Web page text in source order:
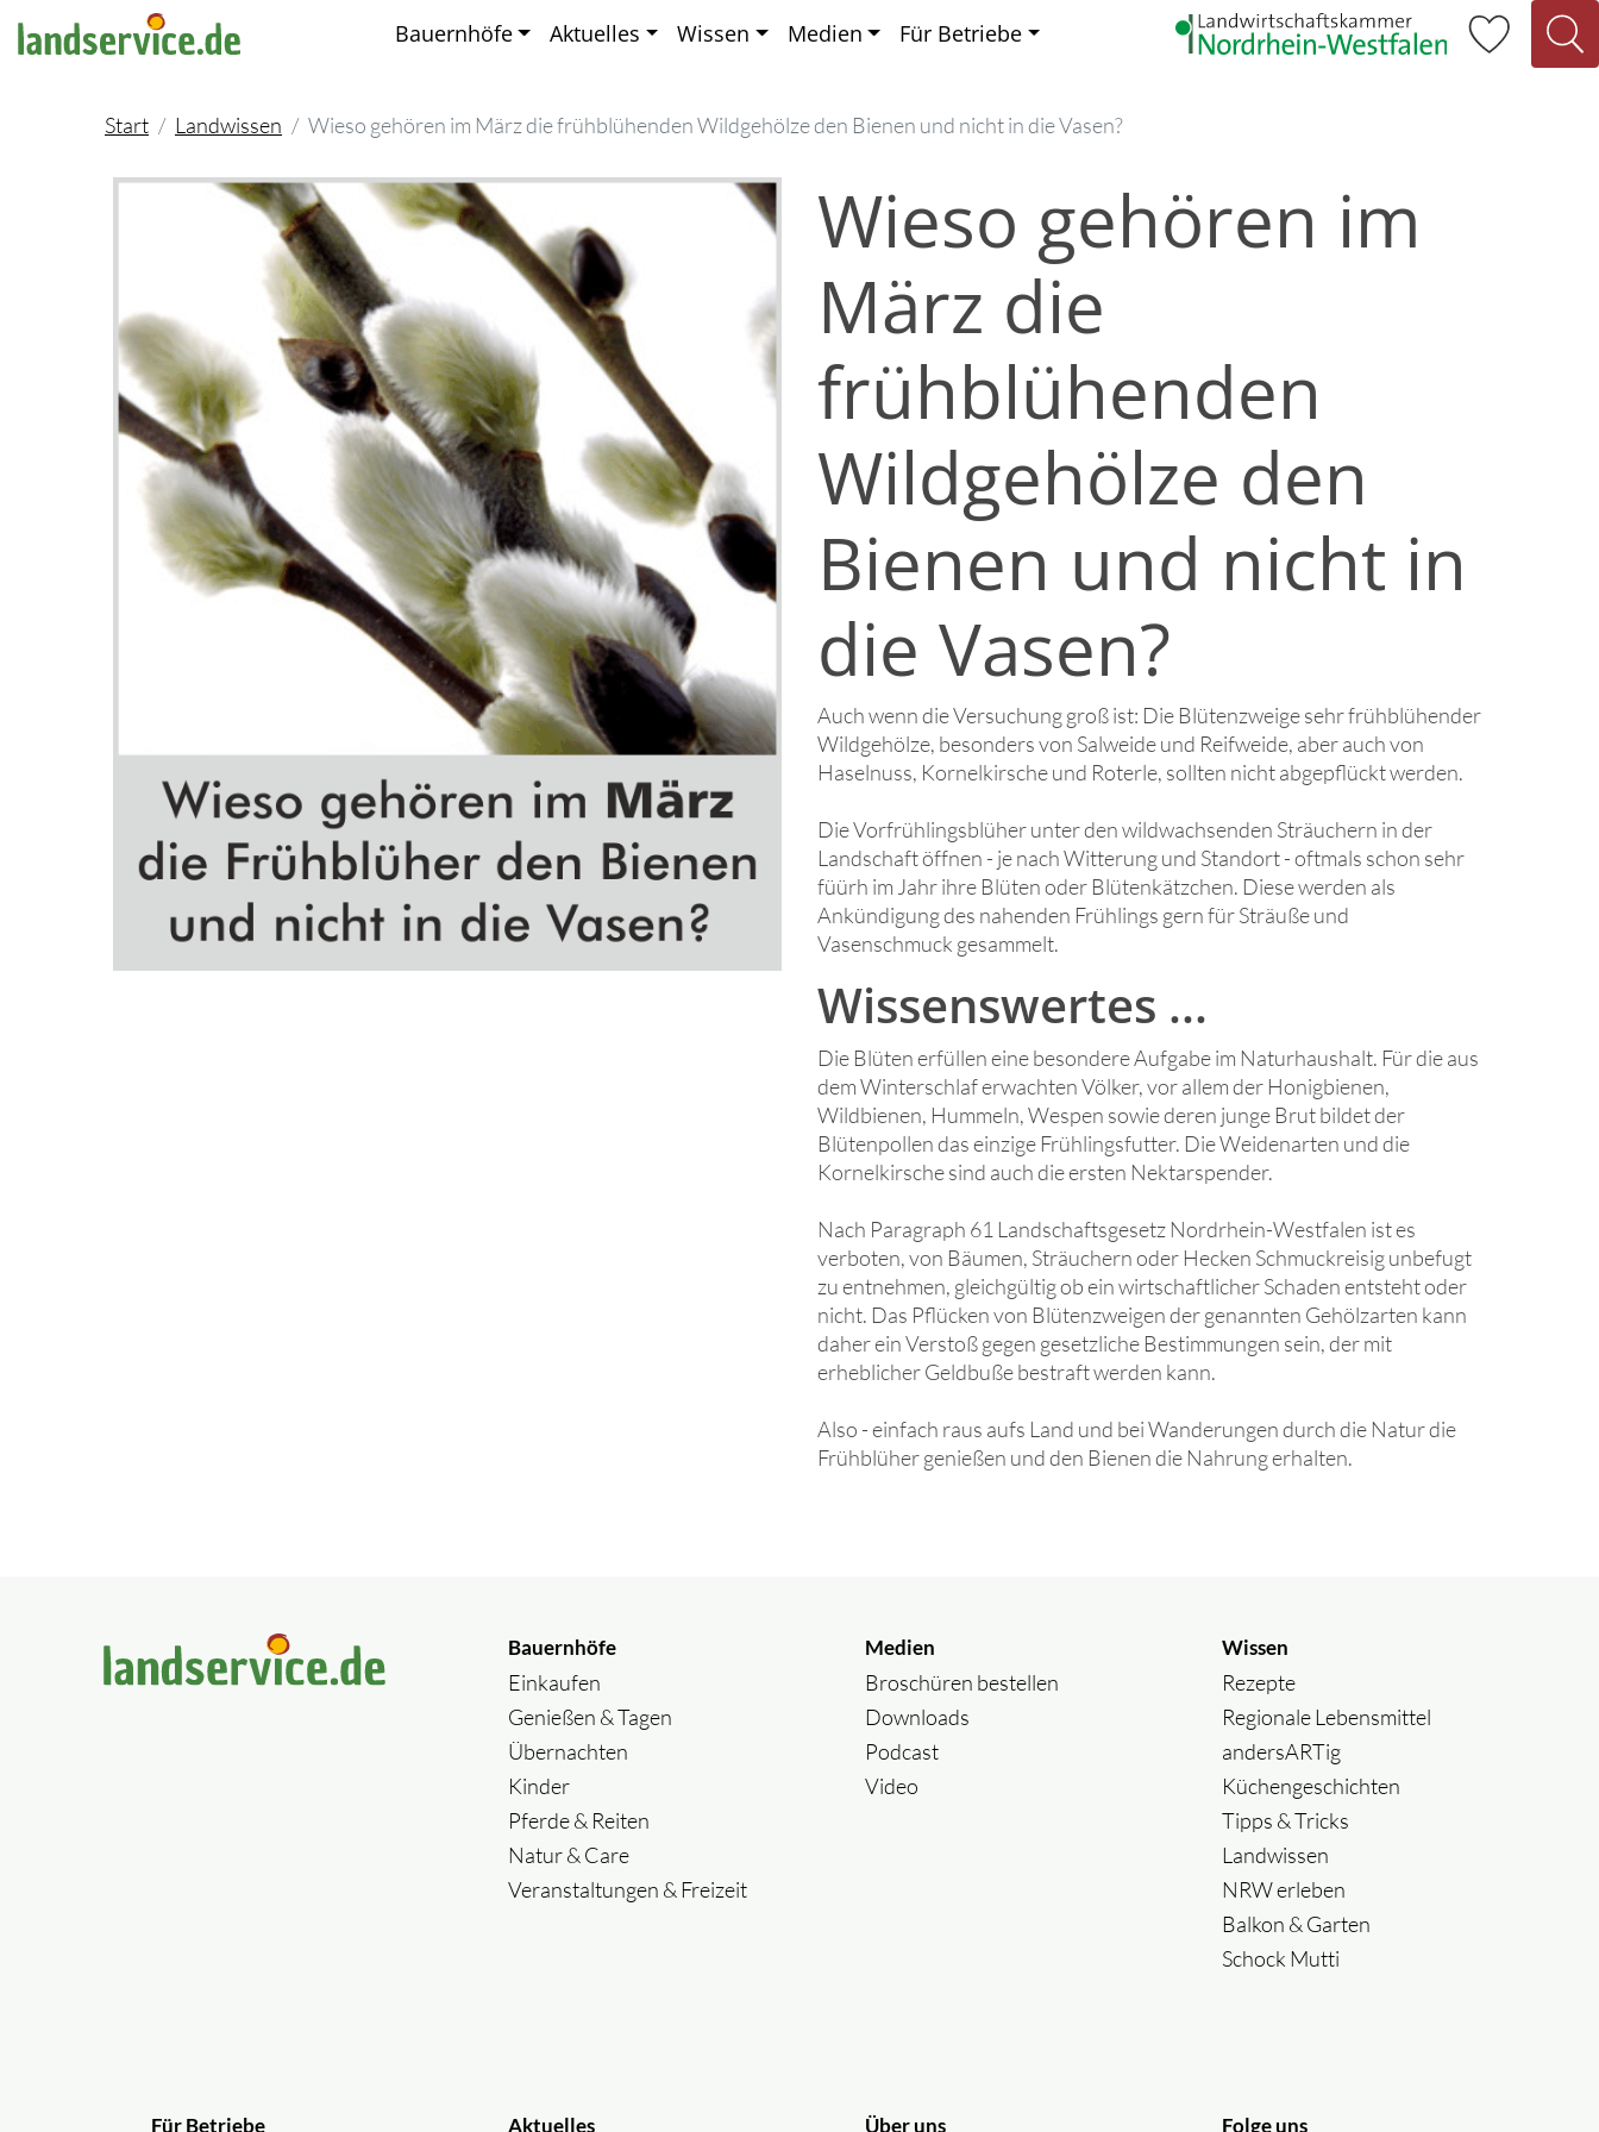
Bauernhöfe Aktuelles Wissen Medien Für Betriebe
Start Landwissen Wieso gehören im März die frühblühenden Wildgehölze den Bienen und nicht in die Vasen?
Wieso gehören im
März die
frühblühenden
Wildgehölze den
Bienen und nicht in
die Vasen?
Auch wenn die Versuchung groß ist: Die Blütenzweige sehr frühblühender
Wildgehölze, besonders von Salweide und Reifweide, aber auch von
Haselnuss, Kornelkirsche und Roterle, sollten nicht abgepflückt werden.
Die Vorfrühlingsblüher unter den wildwachsenden Sträuchern in der
Landschaft öffnen - je nach Witterung und Standort - oftmals schon sehr
füürh im Jahr ihre Blüten oder Blütenkätzchen. Diese werden als
Ankündigung des nahenden Frühlings gern für Sträuße und
Vasenschmuck gesammelt.
Wissenswertes ...
Die Blüten erfüllen eine besondere Aufgabe im Naturhaushalt. Für die aus
dem Winterschlaf erwachten Völker, vor allem der Honigbienen,
Wildbienen, Hummeln, Wespen sowie deren junge Brut bildet der
Blütenpollen das einzige Frühlingsfutter. Die Weidenarten und die
Kornelkirsche sind auch die ersten Nektarspender.
Nach Paragraph 61 Landschaftsgesetz Nordrhein-Westfalen ist es
verboten, von Bäumen, Sträuchern oder Hecken Schmuckreisig unbefugt
zu entnehmen, gleichgültig ob ein wirtschaftlicher Schaden entsteht oder
nicht. Das Pflücken von Blütenzweigen der genannten Gehölzarten kann
daher ein Verstoß gegen gesetzliche Bestimmungen sein, der mit
erheblicher Geldbuße bestraft werden kann.
Also - einfach raus aufs Land und bei Wanderungen durch die Natur die
Frühblüher genießen und den Bienen die Nahrung erhalten.
Bauernhöfe
Einkaufen
Genießen & Tagen
Übernachten
Kinder
Pferde & Reiten
Natur & Care
Veranstaltungen & Freizeit
Medien
Broschüren bestellen
Downloads
Podcast
Video
Wissen
Rezepte
Regionale Lebensmittel
andersARTig
Küchengeschichten
Tipps & Tricks
Landwissen
NRW erleben
Balkon & Garten
Schock Mutti
Für Betriebe Aktuelles Über uns Folge uns